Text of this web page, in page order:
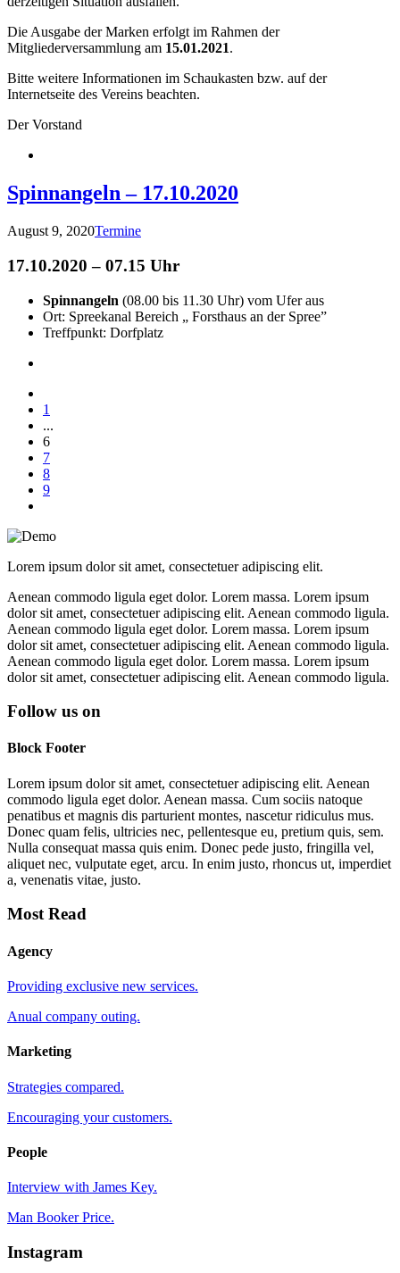
Die Ausgabe der Marken erfolgt im Rahmen der
Mitgliederversammlung am 15.01.2021.
Bitte weitere Informationen im Schaukasten bzw. auf der
Internetseite des Vereins beachten.
Der Vorstand
Spinnangeln – 17.10.2020
August 9, 2020Termine
17.10.2020 – 07.15 Uhr
Spinnangeln (08.00 bis 11.30 Uhr) vom Ufer aus
Ort: Spreekanal Bereich „ Forsthaus an der Spree”
Treffpunkt: Dorfplatz
1
...
6
7
8
9
Lorem ipsum dolor sit amet, consectetuer adipiscing elit.
Aenean commodo ligula eget dolor. Lorem massa. Lorem ipsum
dolor sit amet, consectetuer adipiscing elit. Aenean commodo ligula.
Aenean commodo ligula eget dolor. Lorem massa. Lorem ipsum
dolor sit amet, consectetuer adipiscing elit. Aenean commodo ligula.
Aenean commodo ligula eget dolor. Lorem massa. Lorem ipsum
dolor sit amet, consectetuer adipiscing elit. Aenean commodo ligula.
Follow us on
Block Footer
Lorem ipsum dolor sit amet, consectetuer adipiscing elit. Aenean
commodo ligula eget dolor. Aenean massa. Cum sociis natoque
penatibus et magnis dis parturient montes, nascetur ridiculus mus.
Donec quam felis, ultricies nec, pellentesque eu, pretium quis, sem.
Nulla consequat massa quis enim. Donec pede justo, fringilla vel,
aliquet nec, vulputate eget, arcu. In enim justo, rhoncus ut, imperdiet
a, venenatis vitae, justo.
Most Read
Agency
Providing exclusive new services.
Anual company outing.
Marketing
Strategies compared.
Encouraging your customers.
People
Interview with James Key.
Man Booker Price.
Instagram